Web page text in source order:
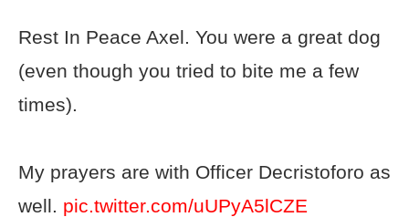
Rest In Peace Axel. You were a great dog
(even though you tried to bite me a few
times).
My prayers are with Officer Decristoforo as
well. pic.twitter.com/uUPyA5lCZE